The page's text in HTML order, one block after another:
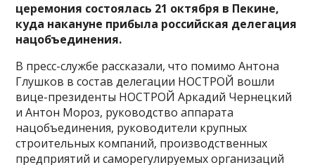
церемония состоялась 21 октября в Пекине,
куда накануне прибыла российская делегация
нацобъединения.
В пресс-службе рассказали, что помимо Антона
Глушков в состав делегации НОСТРОЙ вошли
вице-президенты НОСТРОЙ Аркадий Чернецкий
и Антон Мороз, руководство аппарата
нацобъединения, руководители крупных
строительных компаний, производственных
предприятий и саморегулируемых организаций